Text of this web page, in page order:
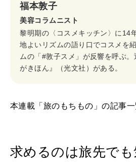
2026年6月号「大銀座 トレンドが生ま
2026年5月号「“大好き”に出
2026年4月号「未来をつくる、
FOLLOW US!
福本敦子
美容コラムニスト
黎明期の〈コスメキッチン〉に14
地よいリズムの語り口でコスメを
ムの「#敦子スメ」が反響を呼ぶ
がきほん』（光文社）がある。
本連載「旅のもちもの」の記事
求めるのは旅先で